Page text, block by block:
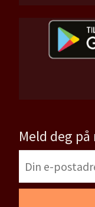
Meld deg